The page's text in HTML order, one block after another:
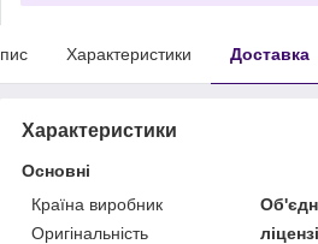
Характеристики Доставка
Характеристики
Основні
Країна виробник
Оригінальність